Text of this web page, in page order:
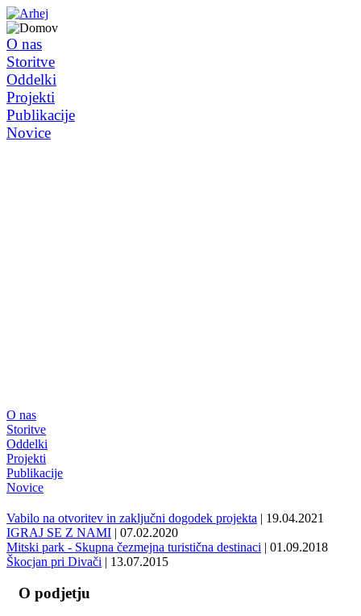
O nas
Storitve
Oddelki
Projekti
Publikacije
Novice
O nas
Storitve
Oddelki
Projekti
Publikacije
Novice
Vabilo na otvoritev in zaključni dogodek projekta | 19.04.2021
IGRAJ SE Z NAMI | 07.02.2020
Mitski park - Skupna čezmejna turistična destinaci | 01.09.2018
Škocjan pri Divači | 13.07.2015
O podjetju